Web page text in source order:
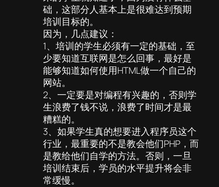
础，这部分人基本上是很难达到预期
培训目标的。
因为，几点建议：
1、培训的学生必须有一定的基础，至
少要知道互联网是怎么回事，最好是
能够知道如何使用HTML做一个自己的
网站。
2、一定要是对编程有兴趣的，否则学
生浪费了钱不说，浪费了时间才是最
糟糕的。
3、如果学生真的想要进入程序员这个
行业，最重要的不是教会他们PHP，而
是教给他们自学的方法。否则，一旦
培训结束后，学员的水平提升将会非
常缓慢。